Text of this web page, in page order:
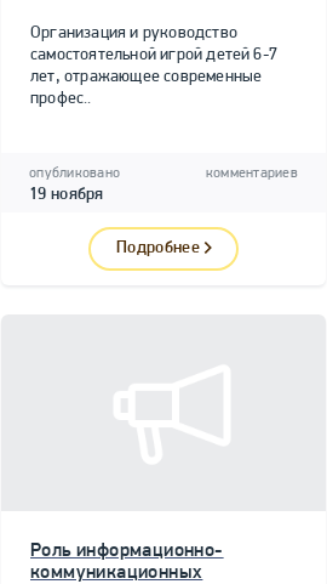
Организация и руководство
самостоятельной игрой детей 6-7
лет, отражающее современные
профес..
опубликовано
19 ноября
комментариев
Подробнее
Роль информационно-
коммуникационных